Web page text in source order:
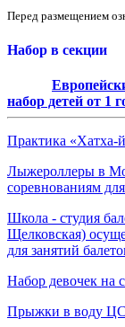
Перед размещением
Набор в секции
набор детей от 1
Практика «Хатха-
Лыжероллеры в
соревнованиям
Школа - студия
Щелковская)
для занятий
Набор девочек
Прыжки в воду